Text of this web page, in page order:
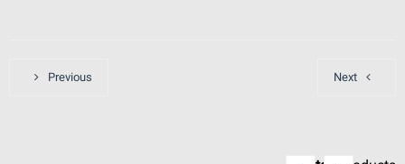
Previous Next